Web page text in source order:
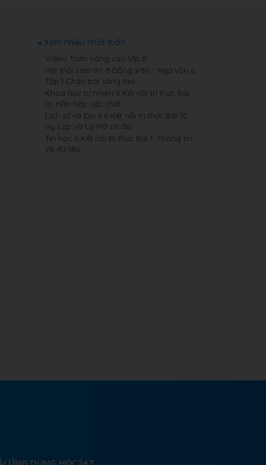
Xem nhiều nhất tuần
Video Toán nâng cao lớp 6
Hội thổi cơm thi ở Đồng Vân - Ngữ văn 6
Tập 1 Chân trời sáng tạo
Khoa học tự nhiên 6 Kết nối tri thức Bài
16: Hỗn hợp các chất
Lịch sử và Địa lí 6 Kết nối tri thức Bài 10:
Hy Lạp và La Mã cổ đại
Tin học 6 Kết nối tri thức Bài 1: Thông tin
và dữ liệu